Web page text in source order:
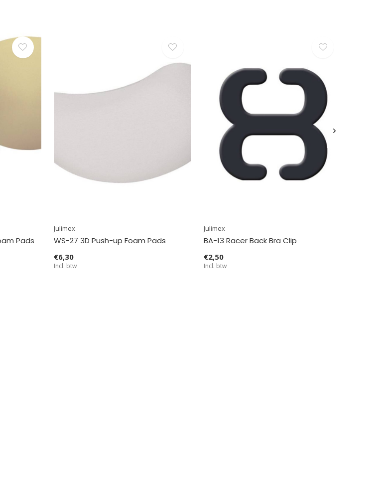
Pads
Julimex
WS-27 3D Push-up Foam Pads
€6,30
Incl. btw
Julimex
BA-13 Racer Back Bra Clip
€2,50
Incl. btw